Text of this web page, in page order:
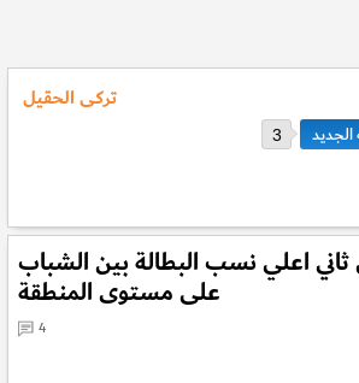
تركى الحقيل
3
اعلي نسب البطالة بين الشباب
على مستوى المنطقة
4